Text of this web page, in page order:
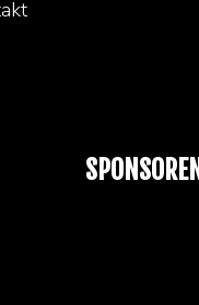
SPONSOREN